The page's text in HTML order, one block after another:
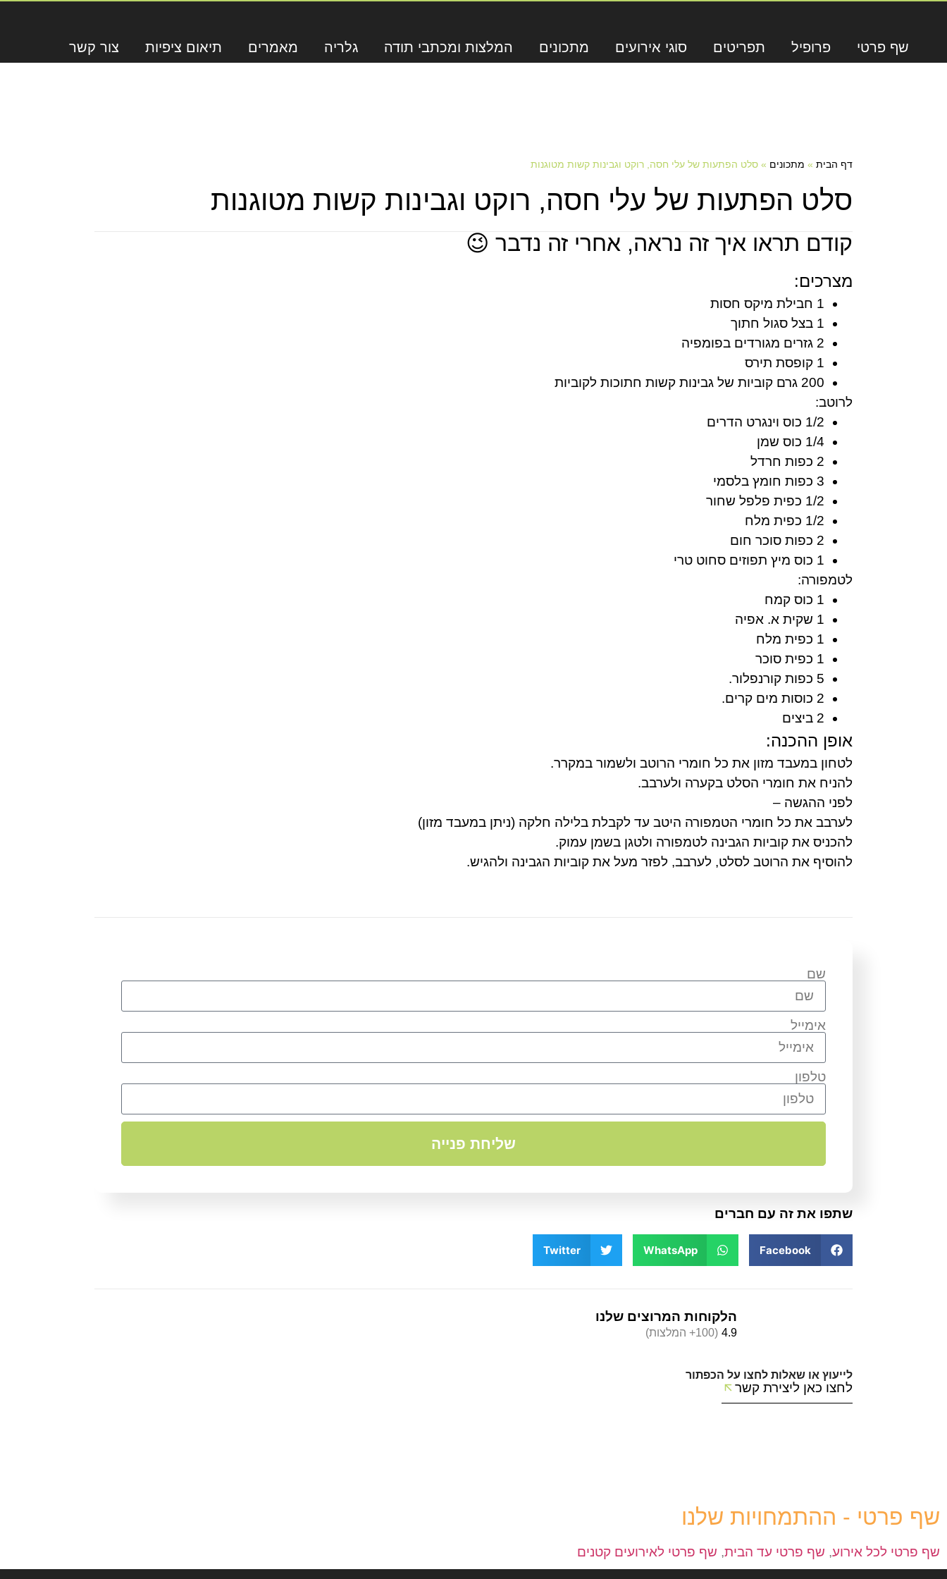
שף פרטי פרופיל תפריטים סוגי אירועים מתכונים המלצות ומכתבי תודה גלריה מאמרים תיאום ציפיות צור קשר
דף הבית » מתכונים »סלט הפתעות של עלי חסה, רוקט וגבינות קשות מטוגנות
סלט הפתעות של עלי חסה, רוקט וגבינות קשות מטוגנות
קודם תראו איך זה נראה, אחרי זה נדבר 😉
מצרכים:
1 חבילת מיקס חסות
1 בצל סגול חתוך
2 גזרים מגורדים בפומפיה
1 קופסת תירס
200 גרם קוביות של גבינות קשות חתוכות לקוביות
לרוטב:
1/2 כוס וינגרט הדרים
1/4 כוס שמן
2 כפות חרדל
3 כפות חומץ בלסמי
1/2 כפית פלפל שחור
1/2 כפית מלח
2 כפות סוכר חום
1 כוס מיץ תפוזים סחוט טרי
לטמפורה:
1 כוס קמח
1 שקית א. אפיה
1 כפית מלח
1 כפית סוכר
5 כפות קורנפלור.
2 כוסות מים קרים.
2 ביצים
אופן ההכנה:
לטחון במעבד מזון את כל חומרי הרוטב ולשמור במקרר.
להניח את חומרי הסלט בקערה ולערבב.
לפני ההגשה –
לערבב את כל חומרי הטמפורה היטב עד לקבלת בלילה חלקה (ניתן במעבד מזון)
להכניס את קוביות הגבינה לטמפורה ולטגן בשמן עמוק.
להוסיף את הרוטב לסלט, לערבב, לפזר מעל את קוביות הגבינה ולהגיש.
שם
אימייל
טלפון
שליחת פנייה
שתפו את זה עם חברים
Facebook
WhatsApp
Twitter
הלקוחות המרוצים שלנו
4.9 (100+ המלצות)
לייעוץ או שאלות לחצו על הכפתור
לחצו כאן ליצירת קשר
שף פרטי - ההתמחויות שלנו
שף פרטי לכל אירוע, שף פרטי עד הבית, שף פרטי לאירועים קטנים